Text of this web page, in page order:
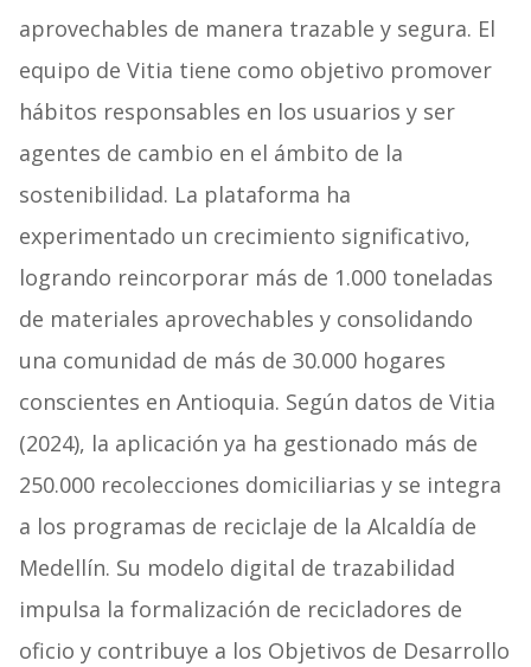
aprovechables de manera trazable y segura. El
equipo de Vitia tiene como objetivo promover
hábitos responsables en los usuarios y ser
agentes de cambio en el ámbito de la
sostenibilidad. La plataforma ha
experimentado un crecimiento significativo,
logrando reincorporar más de 1.000 toneladas
de materiales aprovechables y consolidando
una comunidad de más de 30.000 hogares
conscientes en Antioquia. Según datos de Vitia
(2024), la aplicación ya ha gestionado más de
250.000 recolecciones domiciliarias y se integra
a los programas de reciclaje de la Alcaldía de
Medellín. Su modelo digital de trazabilidad
impulsa la formalización de recicladores de
oficio y contribuye a los Objetivos de Desarrollo